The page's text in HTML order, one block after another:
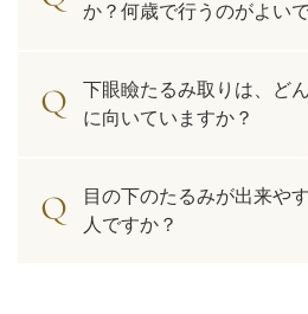
LINE予約
か？何歳で行うのがよい
下眼瞼たるみ取りは、ど
に向いていますか？
目の下のたるみが出来や
人ですか？